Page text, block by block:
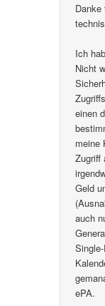
Ich
Nicht
einen
meine
Zugriff
Geld
auch
ePA.